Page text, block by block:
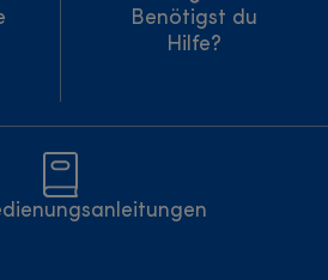
Benötigst du
Hilfe?